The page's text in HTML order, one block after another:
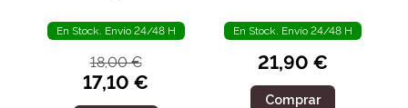
En Stock. Envío 24/48 H
18,00 €
17,10 €
En Stock. Envío 24/48 H
21,90 €
Comprar